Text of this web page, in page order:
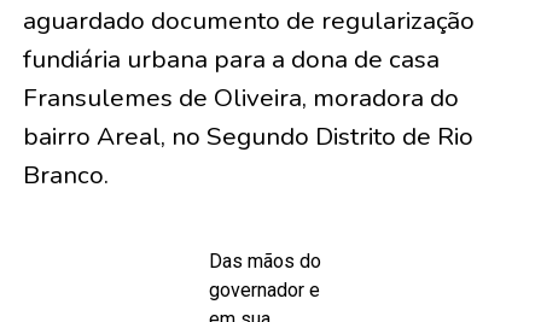
aguardado documento de regularização
fundiária urbana para a dona de casa
Fransulemes de Oliveira, moradora do
bairro Areal, no Segundo Distrito de Rio
Branco.
Das mãos do
governador e